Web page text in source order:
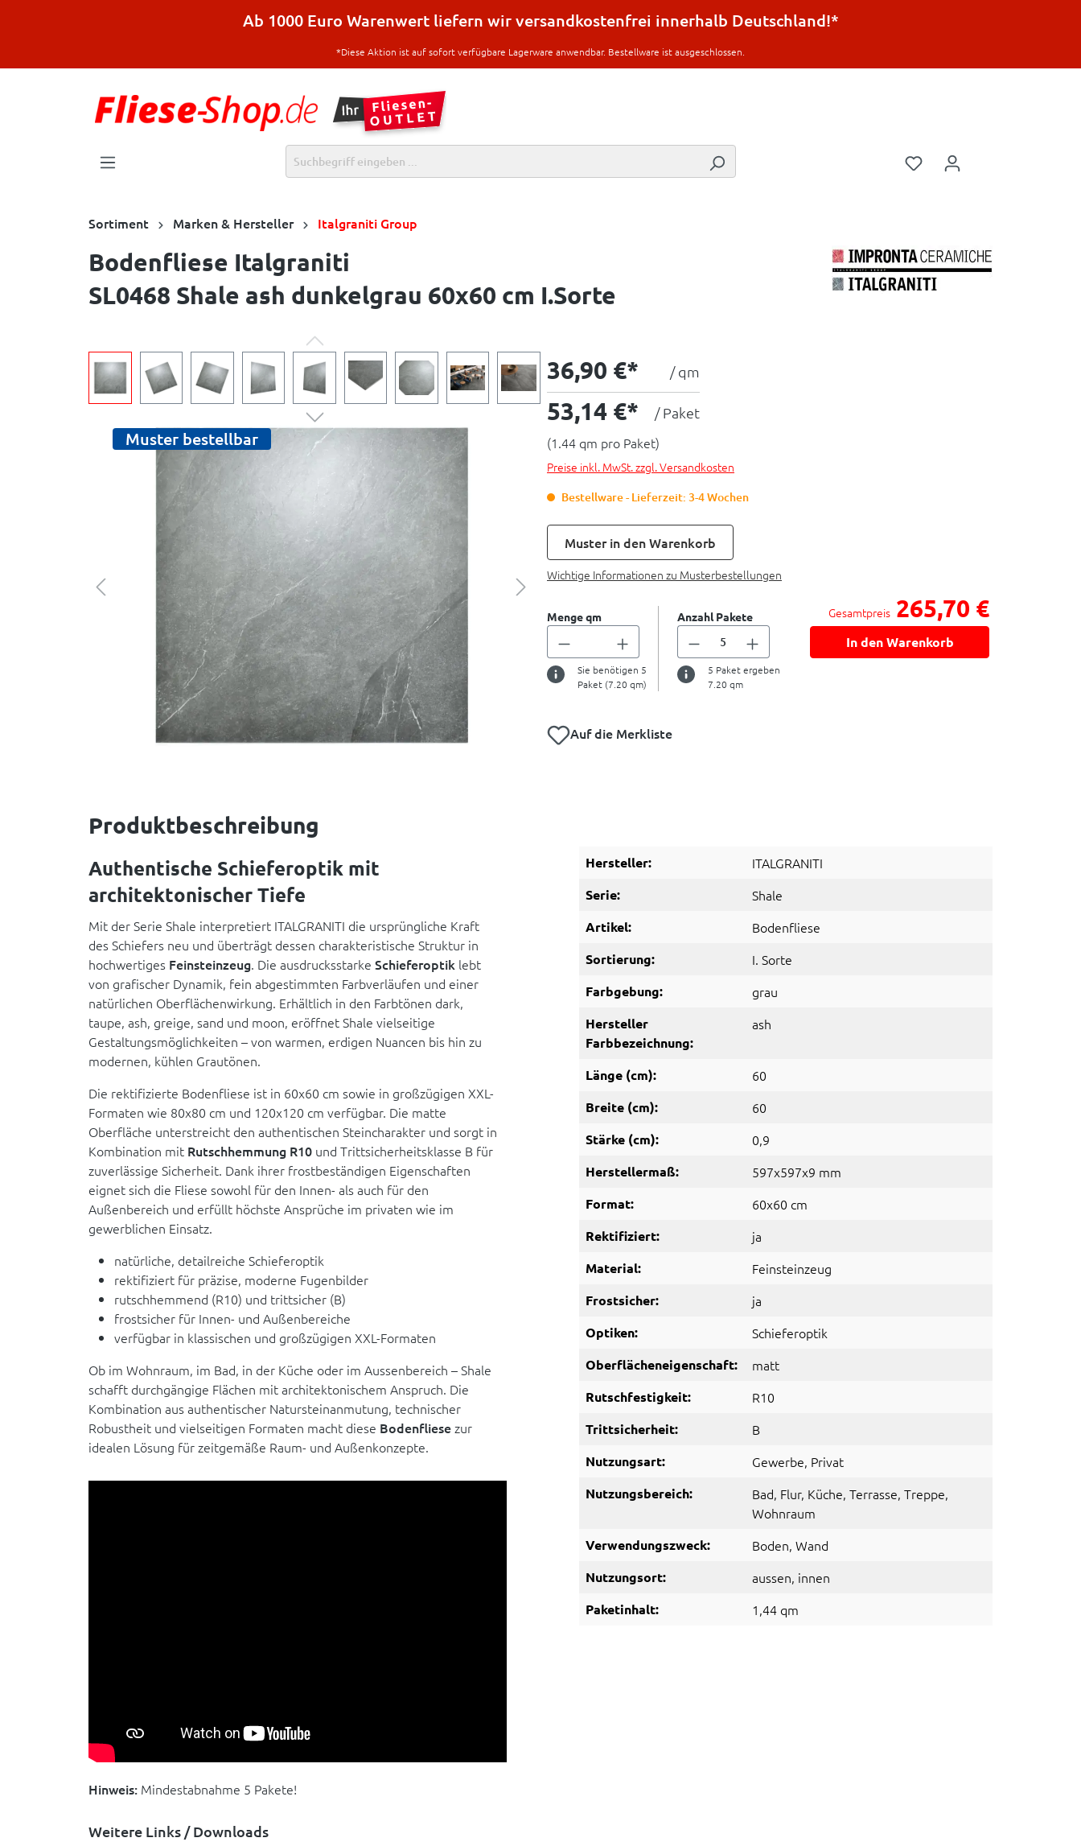
Ab 1000 Euro Warenwert liefern wir versandkostenfrei innerhalb Deutschland!*
*Diese Aktion ist auf sofort verfügbare Lagerware anwendbar. Bestellware ist ausgeschlossen.
Sortiment Marken & Hersteller Italgraniti Group
Bodenfliese Italgraniti
SL0468 Shale ash dunkelgrau 60x60 cm I.Sorte
Muster bestellbar
36,90 €* / qm
53,14 €* / Paket
(1.44 qm pro Paket)
Preise inkl. MwSt. zzgl. Versandkosten
Bestellware - Lieferzeit: 3-4 Wochen
Muster in den Warenkorb
Wichtige Informationen zu Musterbestellungen
Menge qm
Sie benötigen 5
Paket (7.20 qm)
Anzahl Pakete
5 Paket ergeben
7.20 qm
Gesamtpreis 265,70 €
In den Warenkorb
Auf die Merkliste
Produktbeschreibung
Authentische Schieferoptik mit
architektonischer Tiefe
Mit der Serie Shale interpretiert ITALGRANITI die ursprüngliche Kraft
des Schiefers neu und überträgt dessen charakteristische Struktur in
hochwertiges Feinsteinzeug. Die ausdrucksstarke Schieferoptik lebt
von grafischer Dynamik, fein abgestimmten Farbverläufen und einer
natürlichen Oberflächenwirkung. Erhältlich in den Farbtönen dark,
taupe, ash, greige, sand und moon, eröffnet Shale vielseitige
Gestaltungsmöglichkeiten – von warmen, erdigen Nuancen bis hin zu
modernen, kühlen Grautönen.
Die rektifizierte Bodenfliese ist in 60x60 cm sowie in großzügigen XXL-
Formaten wie 80x80 cm und 120x120 cm verfügbar. Die matte
Oberfläche unterstreicht den authentischen Steincharakter und sorgt in
Kombination mit Rutschhemmung R10 und Trittsicherheitsklasse B für
zuverlässige Sicherheit. Dank ihrer frostbeständigen Eigenschaften
eignet sich die Fliese sowohl für den Innen- als auch für den
Außenbereich und erfüllt höchste Ansprüche im privaten wie im
gewerblichen Einsatz.
natürliche, detailreiche Schieferoptik
rektifiziert für präzise, moderne Fugenbilder
rutschhemmend (R10) und trittsicher (B)
frostsicher für Innen- und Außenbereiche
verfügbar in klassischen und großzügigen XXL-Formaten
Ob im Wohnraum, im Bad, in der Küche oder im Aussenbereich – Shale
schafft durchgängige Flächen mit architektonischem Anspruch. Die
Kombination aus authentischer Natursteinanmutung, technischer
Robustheit und vielseitigen Formaten macht diese Bodenfliesezur
idealen Lösung für zeitgemäße Raum- und Außenkonzepte.
Hinweis: Mindestabnahme 5 Pakete!
Weitere Links / Downloads
Hersteller: ITALGRANITI
Serie: Shale
Artikel: Bodenfliese
Sortierung: I. Sorte
Farbgebung: grau
Hersteller
Farbbezeichnung:
ash
Länge (cm): 60
Breite (cm): 60
Stärke (cm): 0,9
Herstellermaß: 597x597x9 mm
Format: 60x60 cm
Rektifiziert: ja
Material: Feinsteinzeug
Frostsicher: ja
Optiken: Schieferoptik
Oberflächeneigenschaft: matt
Rutschfestigkeit: R10
Trittsicherheit: B
Nutzungsart: Gewerbe, Privat
Nutzungsbereich: Bad, Flur, Küche, Terrasse, Treppe,
Wohnraum
Verwendungszweck: Boden, Wand
Nutzungsort: aussen, innen
Paketinhalt: 1,44 qm